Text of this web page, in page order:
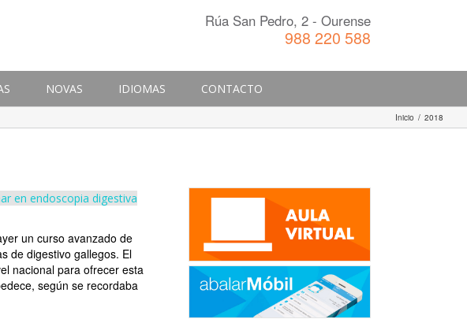
Rúa San Pedro, 2 - Ourense
988 220 588
NOVAS IDIOMAS CONTACTO
Inicio / 2018
en endoscopia digestiva
un curso avanzado de
de digestivo gallegos. El
nacional para ofrecer esta
según se recordaba